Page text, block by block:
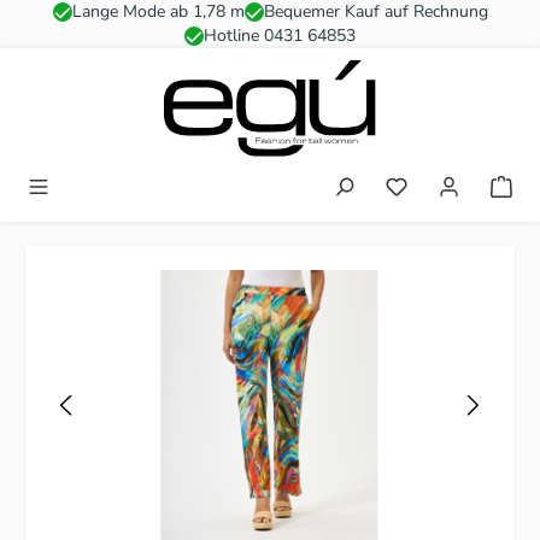
Zum Hauptinhalt springen
Lange Mode ab 1,78 m
Bequemer Kauf auf Rechnung
Hotline 0431 64853
Du hast 0
Bildergalerie überspringen